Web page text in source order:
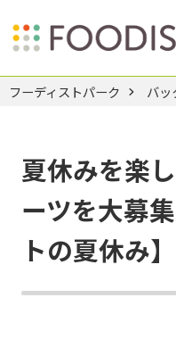
フーディストパーク バッ
夏休みを楽
ーツを大募
トの夏休み】